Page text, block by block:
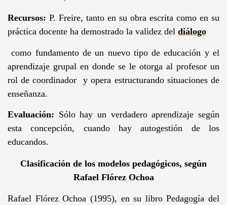
Recursos: P. Freire, tanto en su obra escrita como en su
práctica docente ha demostrado la validez del diálogo
como fundamento de un nuevo tipo de educación y el
aprendizaje grupal en donde se le otorga al profesor un
rol de coordinador y opera estructurando situaciones de
enseñanza.
Evaluación: Sólo hay un verdadero aprendizaje según
esta concepción, cuando hay autogestión de los
educandos.
Clasificación de los modelos pedagógicos, según
Rafael Flórez Ochoa
Rafael Flórez Ochoa (1995), en su libro Pedagogía del